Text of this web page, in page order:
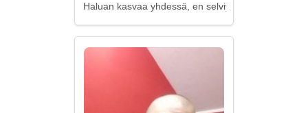
Haluan kasvaa yhdessä, en selviytyä